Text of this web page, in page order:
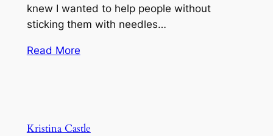
knew I wanted to help people without
sticking them with needles…
Read More
Kristina Castle